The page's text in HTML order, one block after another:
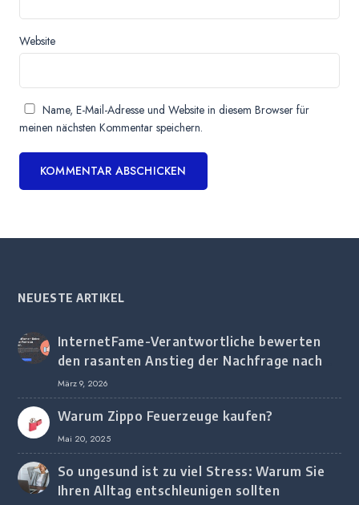
Website
Name, E-Mail-Adresse und Website in diesem Browser für
meinen nächsten Kommentar speichern.
NEUESTE ARTIKEL
InternetFame-Verantwortliche bewerten
den rasanten Anstieg der Nachfrage nach
digitalem Marketing bei deutschen
Unternehmen
März 9, 2026
Warum Zippo Feuerzeuge kaufen?
Mai 20, 2025
So ungesund ist zu viel Stress: Warum Sie
Ihren Alltag entschleunigen sollten